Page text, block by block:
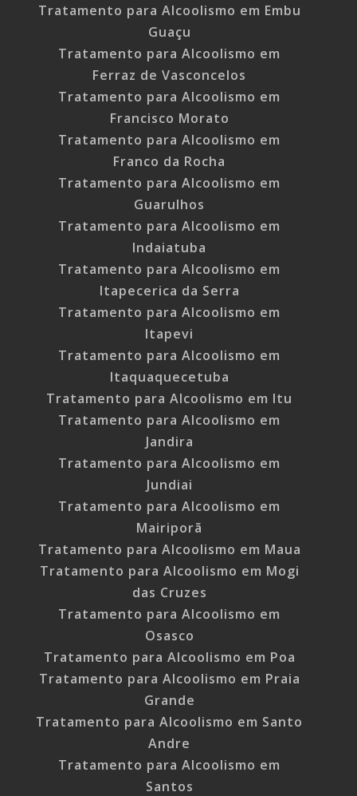
Tratamento para Alcoolismo em Embu
Guaçu
Tratamento para Alcoolismo em
Ferraz de Vasconcelos
Tratamento para Alcoolismo em
Francisco Morato
Tratamento para Alcoolismo em
Franco da Rocha
Tratamento para Alcoolismo em
Guarulhos
Tratamento para Alcoolismo em
Indaiatuba
Tratamento para Alcoolismo em
Itapecerica da Serra
Tratamento para Alcoolismo em
Itapevi
Tratamento para Alcoolismo em
Itaquaquecetuba
Tratamento para Alcoolismo em Itu
Tratamento para Alcoolismo em
Jandira
Tratamento para Alcoolismo em
Jundiai
Tratamento para Alcoolismo em
Mairiporã
Tratamento para Alcoolismo em Maua
Tratamento para Alcoolismo em Mogi
das Cruzes
Tratamento para Alcoolismo em
Osasco
Tratamento para Alcoolismo em Poa
Tratamento para Alcoolismo em Praia
Grande
Tratamento para Alcoolismo em Santo
Andre
Tratamento para Alcoolismo em
Santos